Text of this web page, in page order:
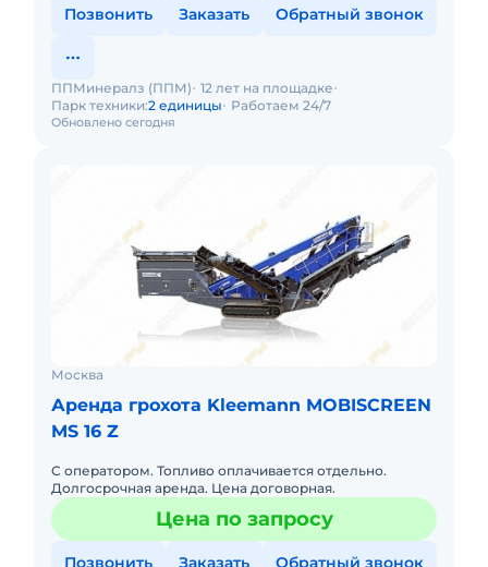
Позвонить Заказать Обратный звонок
Обновлено сегодня
ППМинералз (ППМ) 12 лет на площадке
Парк техники:2 единицы Работаем 24/7
Москва
Аренда грохота Kleemann MOBISCREEN
MS 16 Z
С оператором. Топливо оплачивается отдельно.
Долгосрочная аренда. Цена договорная.
Цена по запросу
Позвонить Заказать Обратный звонок